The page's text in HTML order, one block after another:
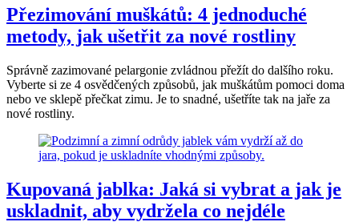
Přezimování muškátů: 4 jednoduché
metody, jak ušetřit za nové rostliny
Správně zazimované pelargonie zvládnou přežít do dalšího roku.
Vyberte si ze 4 osvědčených způsobů, jak muškátům pomoci doma
nebo ve sklepě přečkat zimu. Je to snadné, ušetříte tak na jaře za
nové rostliny.
Kupovaná jablka: Jaká si vybrat a jak je
uskladnit, aby vydržela co nejdéle